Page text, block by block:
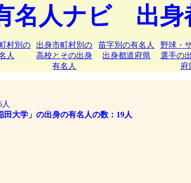
名人ナビ 出身
村別の
人
出身市町村別の
高校とその出身
有名人
苗字別の有名人
出身都道府県
野球・
選手の
府
大学」の出身の有名人の数：19人